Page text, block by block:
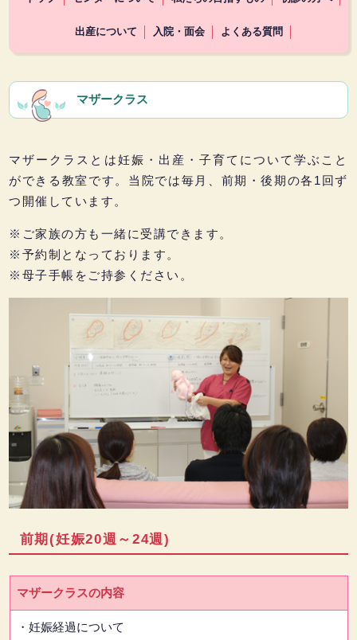
出産について 入院・面会 よくある質問
マザークラス
マザークラスとは妊娠・出産・子育てについて学ぶこと
ができる教室です。当院では毎月、前期・後期の各1回ず
つ開催しています。
※ご家族の方も一緒に受講できます。
※予約制となっております。
※母子手帳をご持参ください。
前期(妊娠20週～24週)
マザークラスの内容
・妊娠経過について